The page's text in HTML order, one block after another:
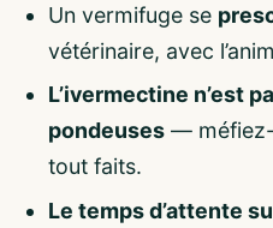
Un vermifuge se
vétérinaire, avec
L’ivermectine n’est
pondeuses —
tout faits.
Le temps d’attente